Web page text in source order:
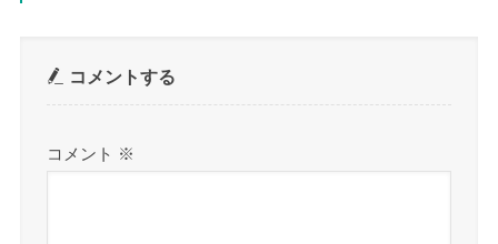
コメントする
コメント ※